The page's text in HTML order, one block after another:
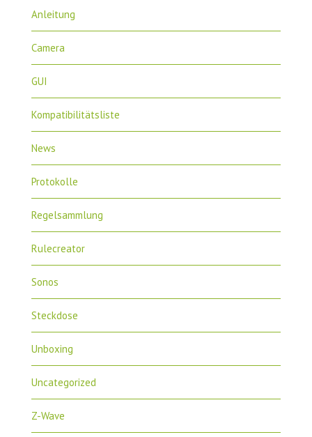
Anleitung
Camera
GUI
Kompatibilitätsliste
News
Protokolle
Regelsammlung
Rulecreator
Sonos
Steckdose
Unboxing
Uncategorized
Z-Wave